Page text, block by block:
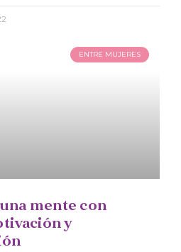
ENTRE MUJERES
mente con
y